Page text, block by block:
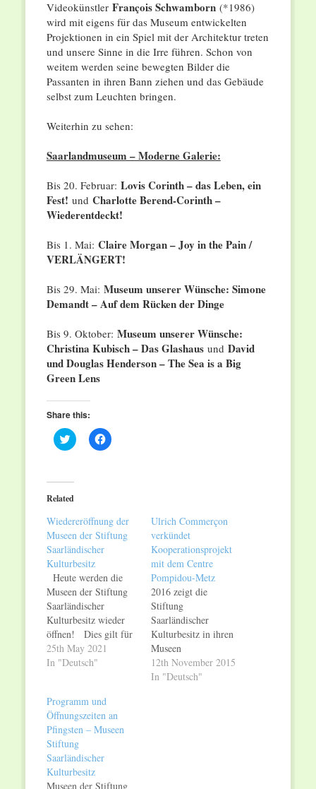
Videokünstler François Schwamborn(*1986)
wird mit eigens für das Museum entwickelten
Projektionen in ein Spiel mit der Architektur treten
und unsere Sinne in die Irre führen. Schon von
weitem werden seine bewegten Bilder die
Passanten in ihren Bann ziehen und das Gebäude
selbst zum Leuchten bringen.
Weiterhin zu sehen:
Saarlandmuseum – Moderne Galerie:
Bis 20. Februar: Lovis Corinth – das Leben, ein
Fest! und Charlotte Berend-Corinth –
Wiederentdeckt!
Bis 1. Mai: Claire Morgan – Joy in the Pain /
VERLÄNGERT!
Bis 29. Mai: Museum unserer Wünsche: Simone
Demandt – Auf dem Rücken der Dinge
Bis 9. Oktober: Museum unserer Wünsche:
Christina Kubisch – Das Glashaus und David
und Douglas Henderson – The Sea is a Big
Green Lens
Share this:
Click
to
(Opens
in
new
Click
to
Related
Wiedereröffnung der
Museen der Stiftung
Saarländischer
Kulturbesitz
Heute werden die
Museen der Stiftung
Saarländischer
Kulturbesitz wieder
öffnen! Dies gilt für
die Museen: in
Saarbrücken: die
Alte Sammlung des
Saarlandmuseums, das
Museum für Vor- und
Frühgeschichte und
die Schlosskirche; in
Perl-Nennig: die
25th May 2021
In "Deutsch"
Ulrich Commerçon
verkündet
Kooperationsprojekt
mit dem Centre
Pompidou-Metz
2016 zeigt die
Stiftung
Saarländischer
Kulturbesitz in ihren
Museen
Saarlandmuseum,
Museum für Vor- und
12th November 2015
In "Deutsch"
Programm und
Öffnungszeiten an
Pfingsten – Museen
Stiftung
Saarländischer
Kulturbesitz
Museen der Stiftung